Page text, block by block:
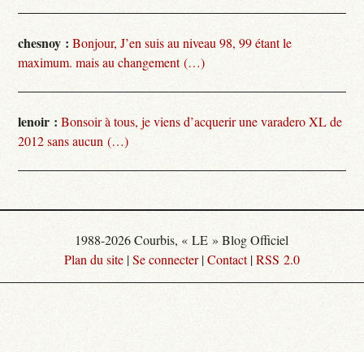
chesnoy : Bonjour, J’en suis au niveau 98, 99 étant le
maximum. mais au changement (…)
lenoir : Bonsoir à tous, je viens d’acquerir une varadero XL de
2012 sans aucun (…)
1988-2026 Courbis, « LE » Blog Officiel
Plan du site |Se connecter|Contact|RSS 2.0